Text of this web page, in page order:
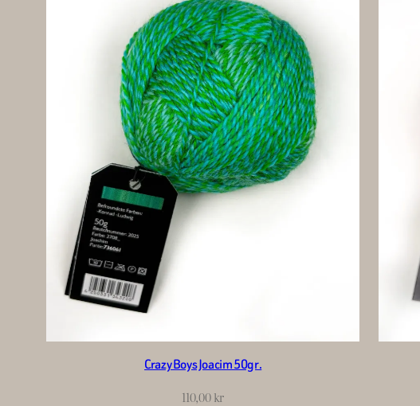
Crazy Boys Joacim 50gr.
110,00kr